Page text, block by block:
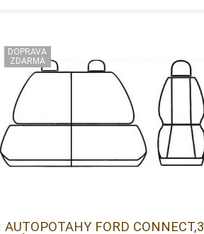
AUTOPOTAHY FORD CONNECT,3